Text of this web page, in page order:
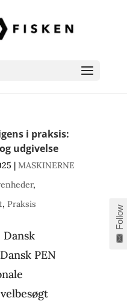
i praksis:
udgivelse
| MASKINERNE
,
, Praksis
Dansk
PEN
Follow